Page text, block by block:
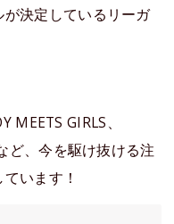
決定しているリーガ
MEETS GIRLS、
ど、今を駆け抜ける注
います！